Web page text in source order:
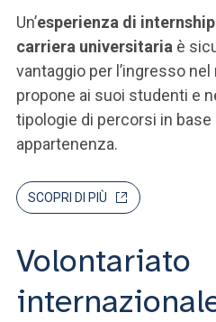
Un’esperienza di
carriera universitaria è
vantaggio per l’ingresso
propone ai suoi studenti e
tipologie di percorsi in base
appartenenza.
SCOPRI DI PIÙ
Volontariato